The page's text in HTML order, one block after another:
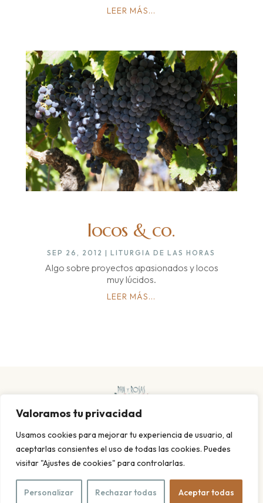
Valoramos tu privacidad
Usamos cookies para mejorar tu experiencia de usuario, al
aceptarlas consientes el uso de todas las cookies. Puedes
visitar "Ajustes de cookies" para controlarlas.
Personalizar Rechazar todas Aceptar todas
LEER MÁS...
locos & co.
SEP 26, 2012 |LITURGIA DE LAS HORAS
Algo sobre proyectos apasionados y locos
muy lúcidos.
LEER MÁS...
© 2026 Pan y rosas. Todos los derechos reservados. Diseño